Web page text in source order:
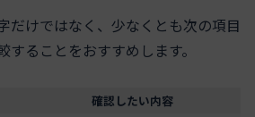
だけではなく、少なくとも次の項目
することをおすすめします。
確認したい内容